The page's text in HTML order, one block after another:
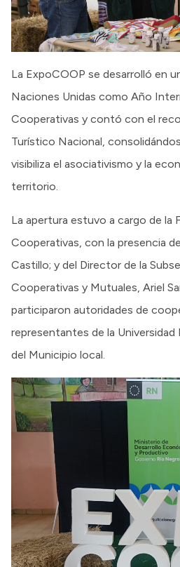
La ExpoCOOP se desarrolló en
Naciones Unidas como Año
Cooperativas y contó con el
Turístico Nacional,
visibiliza el asociativismo y la
territorio.
La apertura estuvo a cargo de la
Cooperativas, con la presencia
Castillo; y del Director de la
Cooperativas y Mutuales, Ariel
participaron autoridades de
representantes de la
del Municipio local.